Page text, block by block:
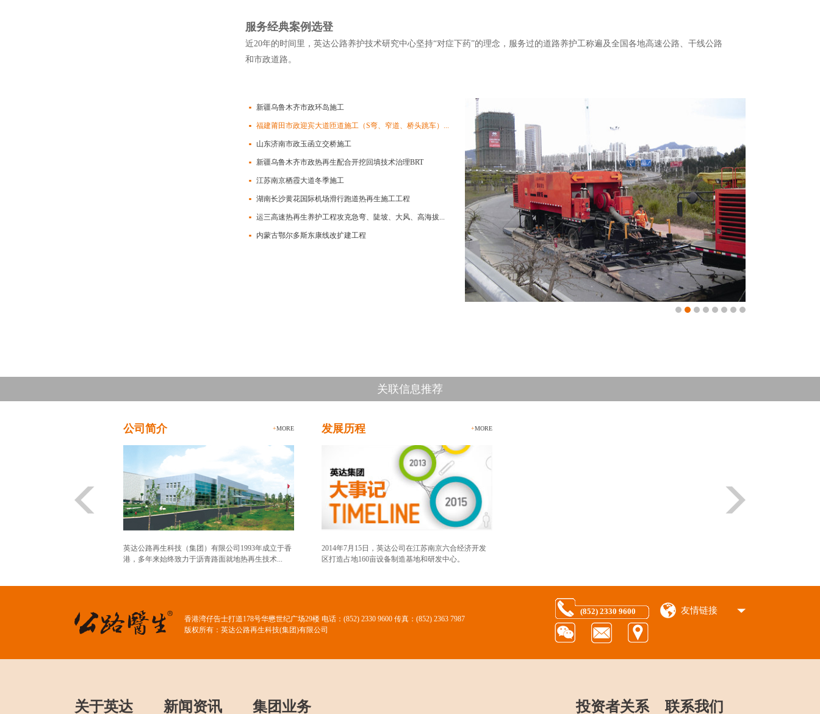
服务经典案例选登
近20年的时间里，英达公路养护技术研究中心坚持“对症下药”的理念，服务过的道路养护工称遍及全国各地高速公路、干线公路
和市政道路。
新疆乌鲁木齐市政环岛施工
福建莆田市政迎宾大道匝道施工（S弯、窄道、桥头跳车）...
山东济南市政玉函立交桥施工
新疆乌鲁木齐市政热再生配合开挖回填技术治理BRT
江苏南京栖霞大道冬季施工
湖南长沙黄花国际机场滑行跑道热再生施工工程
运三高速热再生养护工程攻克急弯、陡坡、大风、高海拔...
内蒙古鄂尔多斯东康线改扩建工程
关联信息推荐
+MORE
公司简介
英达公路再生科技（集团）有限公司1993年成立于香
港，多年来始终致力于沥青路面就地热再生技术...
+MORE
发展历程
2014年7月15日，英达公司在江苏南京六合经济开发
区打造占地160亩设备制造基地和研发中心。
香港湾仔告士打道178号华懋世纪广场29楼 电话：(852) 2330 9600 传真：(852) 2363 7987
版权所有：英达公路再生科技(集团)有限公司
友情链接
(852) 2330 9600
关于英达 新闻资讯 集团业务 投资者关系 联系我们